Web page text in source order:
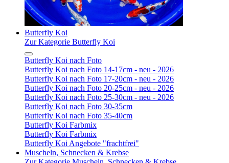
Butterfly Koi
Zur Kategorie Butterfly Koi
Butterfly Koi nach Foto
Butterfly Koi nach Foto 14-17cm - neu - 2026
Butterfly Koi nach Foto 17-20cm - neu - 2026
Butterfly Koi nach Foto 20-25cm - neu - 2026
Butterfly Koi nach Foto 25-30cm - neu - 2026
Butterfly Koi nach Foto 30-35cm
Butterfly Koi nach Foto 35-40cm
Butterfly Koi Farbmix
Butterfly Koi Farbmix
Butterfly Koi Angebote "frachtfrei"
Muscheln, Schnecken & Krebse